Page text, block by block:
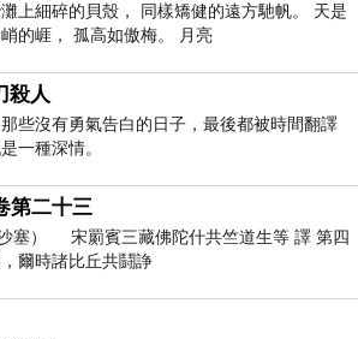
上細碎的貝殼， 同樣矯健的遠方馳帆。 天是
的崕， 孤高如傲梅。 月亮
殺人
些沒有勇氣告白的日子，最後都被時間翻譯
一種深情。
第二十三
塞） 宋罽賓三藏佛陀什共竺道生等 譯 第四
爾時諸比丘共鬪諍